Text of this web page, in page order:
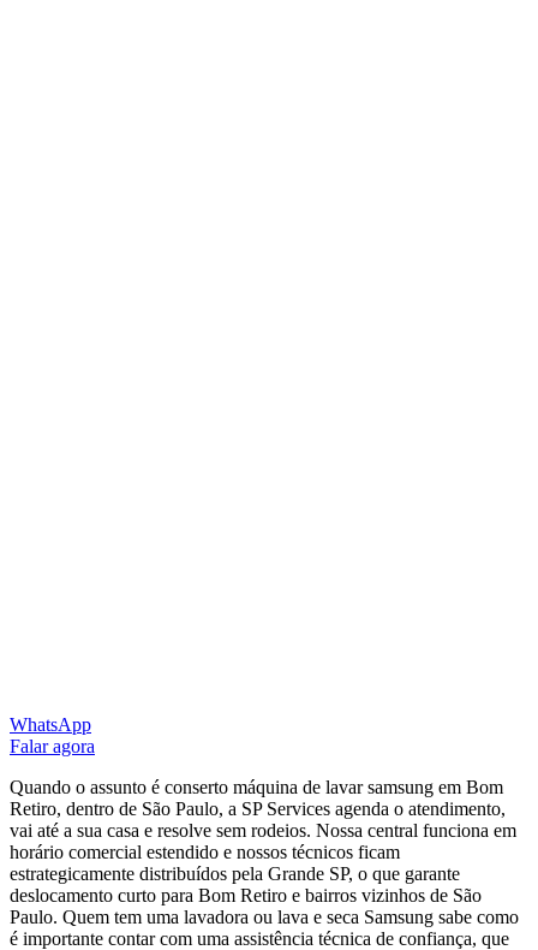
WhatsApp
Falar agora
Quando o assunto é conserto máquina de lavar samsung em Bom
Retiro, dentro de São Paulo, a SP Services agenda o atendimento,
vai até a sua casa e resolve sem rodeios. Nossa central funciona em
horário comercial estendido e nossos técnicos ficam
estrategicamente distribuídos pela Grande SP, o que garante
deslocamento curto para Bom Retiro e bairros vizinhos de São
Paulo. Quem tem uma lavadora ou lava e seca Samsung sabe como
é importante contar com uma assistência técnica de confiança, que